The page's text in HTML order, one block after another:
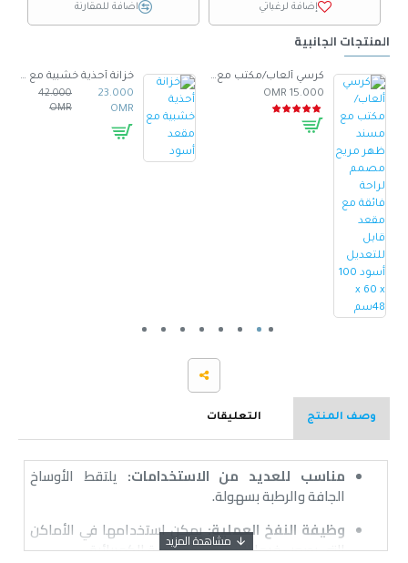
إضافة لرغباتي اضافة للمقارنة
المنتجات الجانبية
كرسي ألعاب/مكتب مع مسند ظهر مريح مصمم لراحة فائقة مع مقعد قابل للتعديل أسود 100 x 60 x 48سم
15.000 OMR
خزانة أحذية خشبية مع مقعد أسود
23.000
OMR
42.000
OMR
وصف المنتج التعليقات
مناسب للعديد من الاستخدامات: يلتقط الأوساخ
الجافة والرطبة بسهولة.
وظيفة النفخ العملية:يمكن استخدامها في الأماكن
التي يصعب فيها التنظيف بالمكنسة الكهربائية.